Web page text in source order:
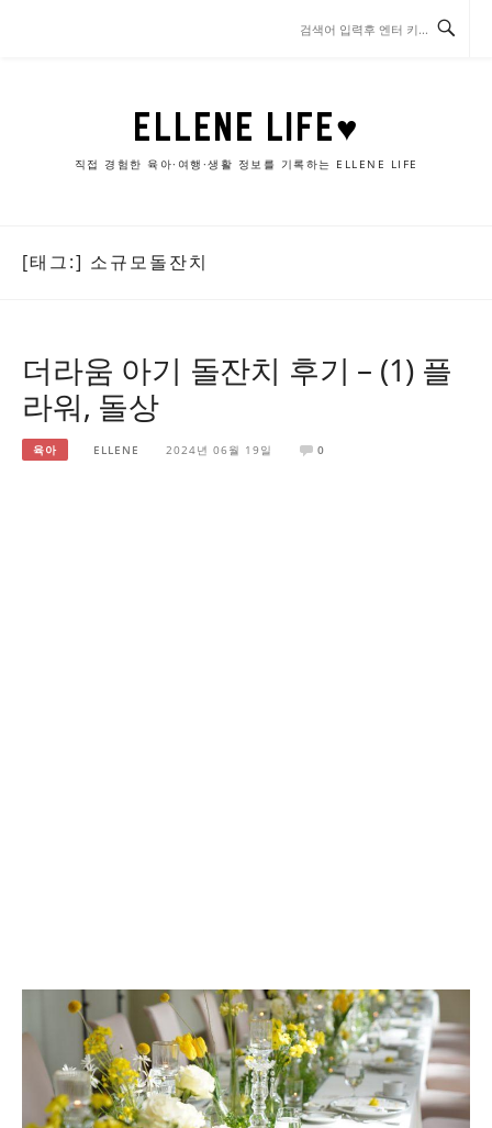
ELLENE LIFE♥
직접 경험한 육아·여행·생활 정보를 기록하는 ELLENE LIFE
[태그:] 소규모돌잔치
더라움 아기 돌잔치 후기 – (1) 플
라워, 돌상
육아 ELLENE 2024년 06월 19일 0